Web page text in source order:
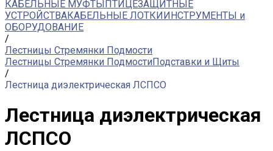
КАБЕЛЬНЫЕ МУФТЫПТИЦЕЗАЩИТНЫЕ
УСТРОЙСТВАКАБЕЛЬНЫЕ ЛОТКИИНСТРУМЕНТЫ и
ОБОРУДОВАНИЕ
/
Лестницы Стремянки Подмости
Лестницы Стремянки ПодмостиПодставки и Щиты
/
Лестница диэлектрическая ЛСПСО
Лестница диэлектрическая
ЛСПСО